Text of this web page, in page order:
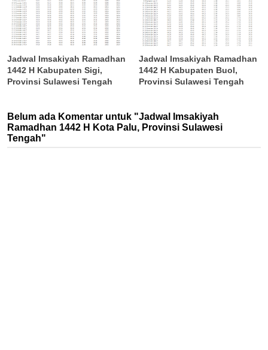
Jadwal Imsakiyah Ramadhan
1442 H Kabupaten Sigi,
Provinsi Sulawesi Tengah
Jadwal Imsakiyah Ramadhan
1442 H Kabupaten Buol,
Provinsi Sulawesi Tengah
Belum ada Komentar untuk "Jadwal Imsakiyah
Ramadhan 1442 H Kota Palu, Provinsi Sulawesi
Tengah"